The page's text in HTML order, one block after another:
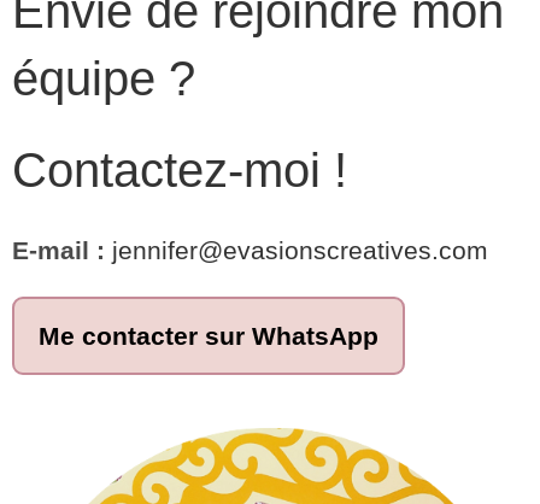
Envie de rejoindre mon
équipe ?
Contactez-moi !
E-mail : jennifer@evasionscreatives.com
Me contacter sur WhatsApp